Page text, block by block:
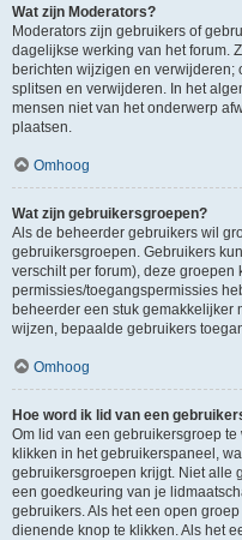
Wat zijn Moderators?
Moderators zijn gebruikers of
dagelijkse werking van het forum.
berichten wijzigen en
splitsen en verwijderen. In het
mensen niet van het onderwerp
plaatsen.
Omhoog
Wat zijn gebruikersgroepen?
Als de beheerder gebruikers wil
gebruikersgroepen. Gebruikers
verschilt per forum), deze groepen
permissies/toegangspermissies
beheerder een stuk gemakkelijker
wijzen, bepaalde gebruikers
Omhoog
Hoe word ik lid van een
Om lid van een gebruikersgroep
klikken in het gebruikerspaneel,
gebruikersgroepen krijgt. Niet alle
een goedkeuring van je
gebruikers. Als het een open
dienende knop te klikken. Als het